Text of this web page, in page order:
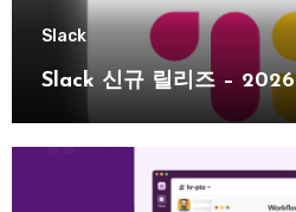
Slack
Slack 신규 릴리즈 –